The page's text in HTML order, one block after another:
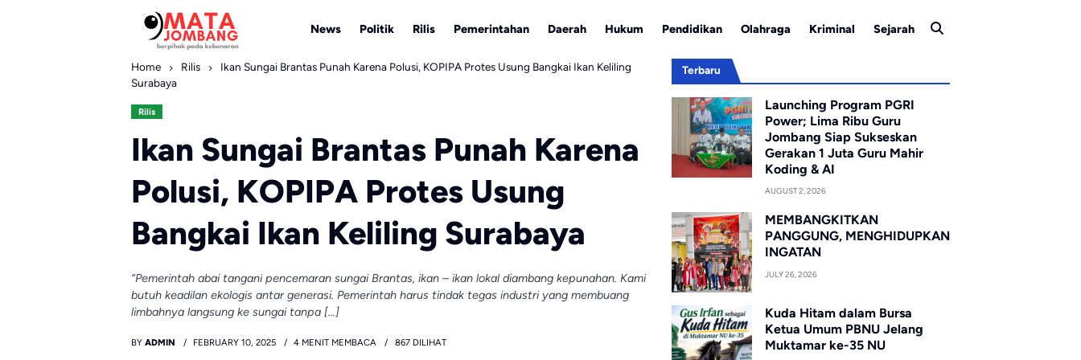
News Politik Rilis Pemerintahan Daerah Hukum Pendidikan Olahraga Kriminal Sejarah
Home Rilis
Ikan Sungai Brantas Punah Karena Polusi, KOPIPA Protes Usung Bangkai Ikan Keliling
Surabaya
Rilis
Ikan Sungai Brantas Punah Karena
Polusi, KOPIPA Protes Usung
Bangkai Ikan Keliling Surabaya
“Pemerintah abai tangani pencemaran sungai Brantas, ikan – ikan lokal diambang kepunahan. Kami
butuh keadilan ekologis antar generasi. Pemerintah harus tindak tegas industri yang membuang
limbahnya langsung ke sungai tanpa […]
BY ADMIN FEBRUARY 10, 2025 4 MENIT MEMBACA 867 DILIHAT
Terbaru
Launching Program PGRI
Power; Lima Ribu Guru
Jombang Siap Sukseskan
Gerakan 1 Juta Guru Mahir
Koding & AI
AUGUST 2, 2026
MEMBANGKITKAN
PANGGUNG, MENGHIDUPKAN
INGATAN
JULY 26, 2026
Kuda Hitam dalam Bursa
Ketua Umum PBNU Jelang
Muktamar ke-35 NU